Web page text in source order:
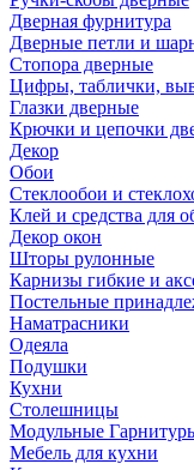
Дверная фурнитура
Дверные петли и
Стопора дверные
Цифры, таблички,
Глазки дверные
Крючки и цепочки
Декор
Обои
Стеклообои и
Клей и средства для
Декор окон
Шторы рулонные
Карнизы гибкие и
Постельные
Наматрасники
Одеяла
Подушки
Кухни
Столешницы
Модульные
Мебель для кухни